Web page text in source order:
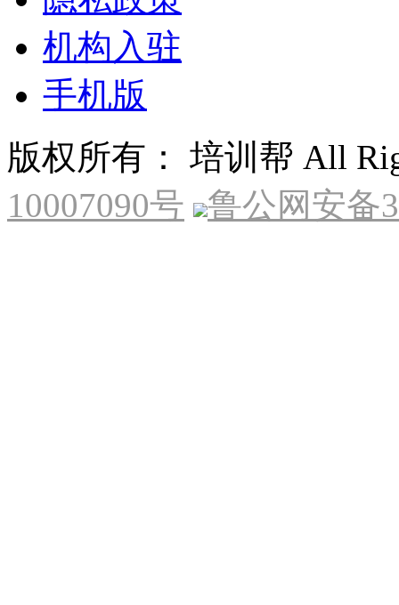
机构入驻
手机版
版权所有： 培训帮 All
10007090号
鲁公网安备